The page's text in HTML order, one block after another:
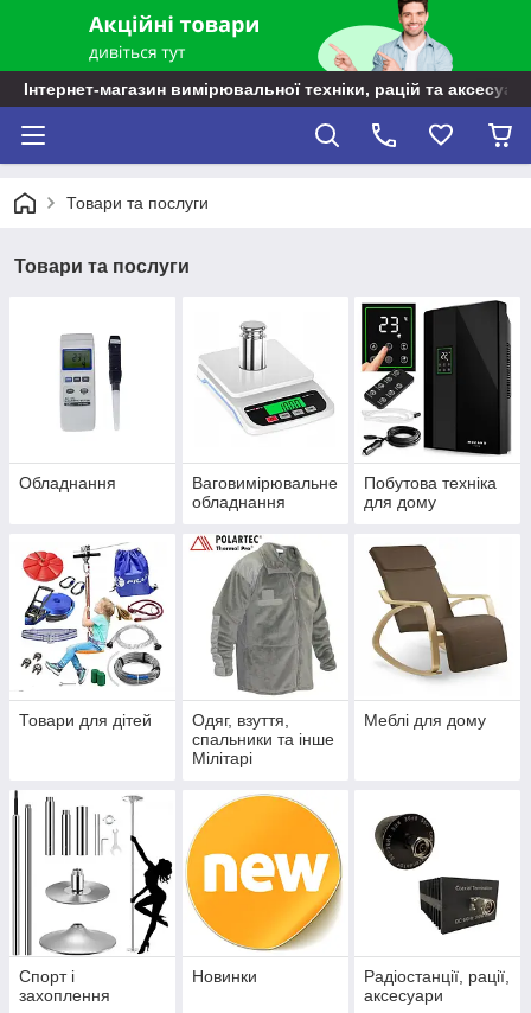
Інтернет-магазин вимірювальної техніки, рацій та
Товари та послуги
Товари та послуги
Обладнання
Ваговимірювальне
обладнання
Побутова техніка
для дому
Товари для дітей
Одяг, взуття,
спальники та інше
Мілітарі
Меблі для дому
Спорт і
захоплення
Новинки
Радіостанції, рації,
аксесуари